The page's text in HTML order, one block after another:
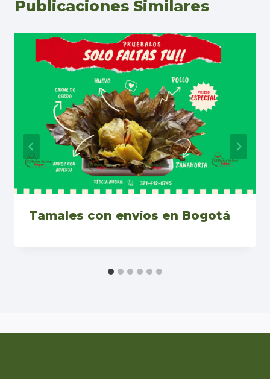
Publicaciones Similares
Tamales con envíos en Bogotá